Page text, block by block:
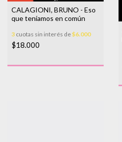
CALAGIONI, BRUNO - Eso
que teníamos en común
3 cuotas sin interés de$6.000
$18.000